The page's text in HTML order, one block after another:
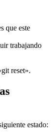
que este
trabajando
reset».
estado: